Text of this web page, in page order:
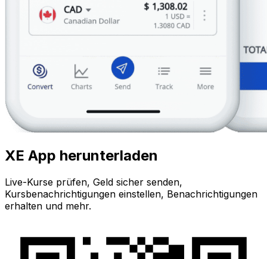
XE App herunterladen
Live-Kurse prüfen, Geld sicher senden,
Kursbenachrichtigungen einstellen, Benachrichtigungen
erhalten und mehr.